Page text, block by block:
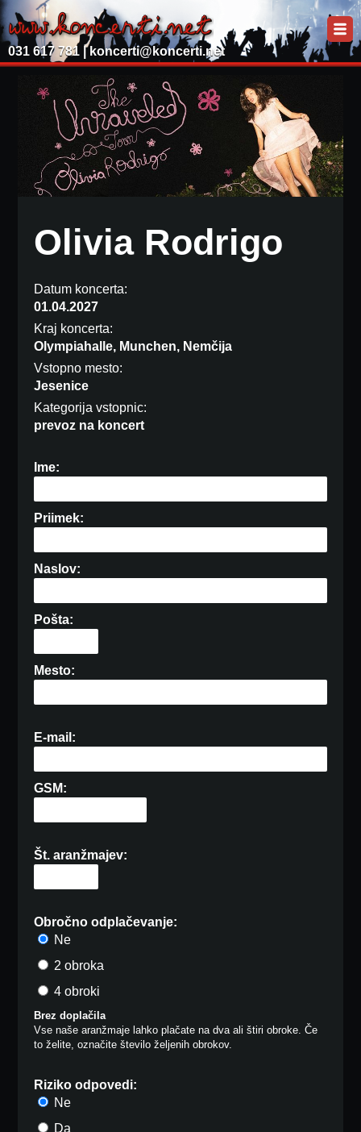
031 617 781 | koncerti@koncerti.net
Olivia Rodrigo
Datum koncerta:
01.04.2027
Kraj koncerta:
Olympiahalle, Munchen, Nemčija
Vstopno mesto:
Jesenice
Kategorija vstopnic:
prevoz na koncert
Ime:
Priimek:
Naslov:
Pošta:
Mesto:
E-mail:
GSM:
Št. aranžmajev:
Obročno odplačevanje:
Ne
2 obroka
4 obroki
Brez doplačila
Vse naše aranžmaje lahko plačate na dva ali štiri obroke. Če
to želite, označite število željenih obrokov.
Riziko odpovedi:
Ne
Da